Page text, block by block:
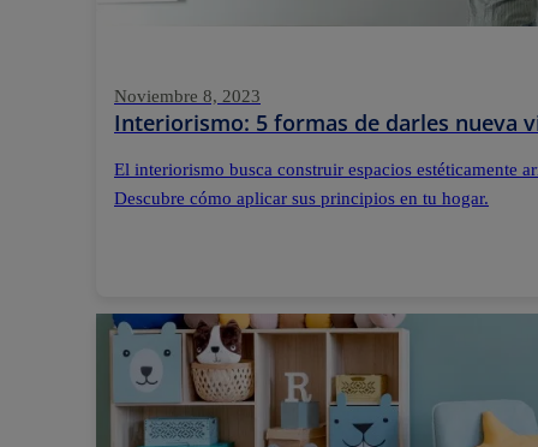
Noviembre 8, 2023
Interiorismo: 5 formas de darles nueva
El interiorismo busca construir espacios estéticamente
Descubre cómo aplicar sus principios en tu hogar.